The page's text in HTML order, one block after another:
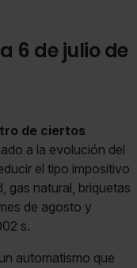
6 de julio de
de ciertos
a la evolución del
el tipo impositivo
gas natural, briquetas
de agosto y
s.
automatismo que